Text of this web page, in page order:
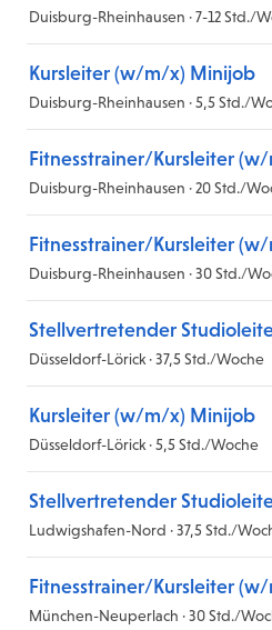
Duisburg-Rheinhausen · 7-12 Std./
Kursleiter (w/m/x) Minijob
Duisburg-Rheinhausen · 5,5 Std./
Fitnesstrainer/Kursleiter
Duisburg-Rheinhausen · 20 Std./
Fitnesstrainer/Kursleiter
Duisburg-Rheinhausen · 30 Std./
Stellvertretender
Düsseldorf-Lörick · 37,5 Std./Woche
Kursleiter (w/m/x) Minijob
Düsseldorf-Lörick · 5,5 Std./Woche
Stellvertretender
Ludwigshafen-Nord · 37,5 Std./
Fitnesstrainer/Kursleiter
München-Neuperlach · 30 Std./